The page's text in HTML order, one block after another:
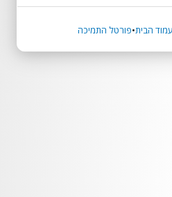
עמוד הבית פורטל התמיכה